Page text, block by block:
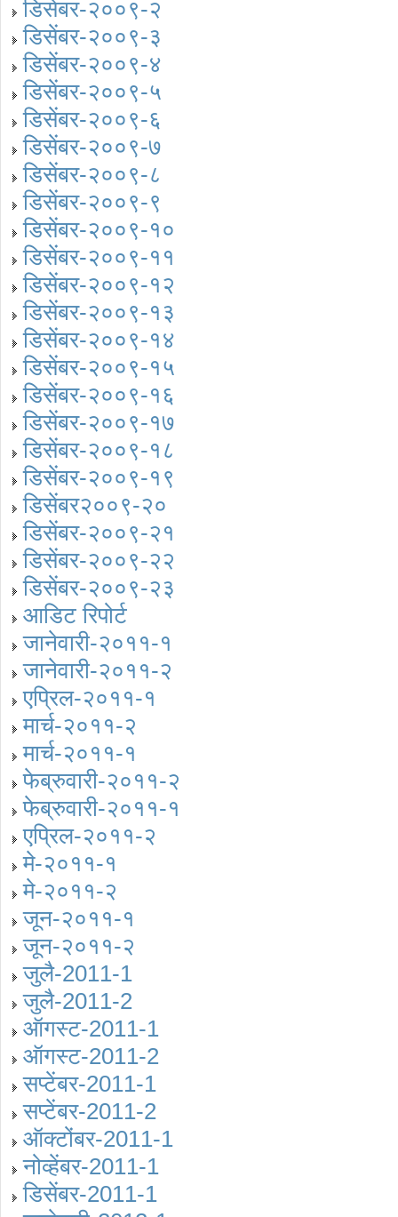
डिसेंबर-२००९-२
डिसेंबर-२००९-३
डिसेंबर-२००९-४
डिसेंबर-२००९-५
डिसेंबर-२००९-६
डिसेंबर-२००९-७
डिसेंबर-२००९-८
डिसेंबर-२००९-९
डिसेंबर-२००९-१०
डिसेंबर-२००९-११
डिसेंबर-२००९-१२
डिसेंबर-२००९-१३
डिसेंबर-२००९-१४
डिसेंबर-२००९-१५
डिसेंबर-२००९-१६
डिसेंबर-२००९-१७
डिसेंबर-२००९-१८
डिसेंबर-२००९-१९
डिसेंबर२००९-२०
डिसेंबर-२००९-२१
डिसेंबर-२००९-२२
डिसेंबर-२००९-२३
आडिट रिपोर्ट
जानेवारी-२०११-१
जानेवारी-२०११-२
एप्रिल-२०११-१
मार्च-२०११-२
मार्च-२०११-१
फेब्रुवारी-२०११-२
फेब्रुवारी-२०११-१
एप्रिल-२०११-२
मे-२०११-१
मे-२०११-२
जून-२०११-१
जून-२०११-२
जुलै-2011-1
जुलै-2011-2
ऑगस्‍ट-2011-1
ऑगस्‍ट-2011-2
सप्‍टेंबर-2011-1
सप्‍टेंबर-2011-2
ऑक्‍टोंबर-2011-1
नोव्‍हेंबर-2011-1
डिसेंबर-2011-1